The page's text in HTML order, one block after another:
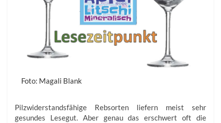
Foto: Magali Blank
Pilzwiderstandsfähige Rebsorten liefern meist sehr
gesundes Lesegut. Aber genau das erschwert oft die